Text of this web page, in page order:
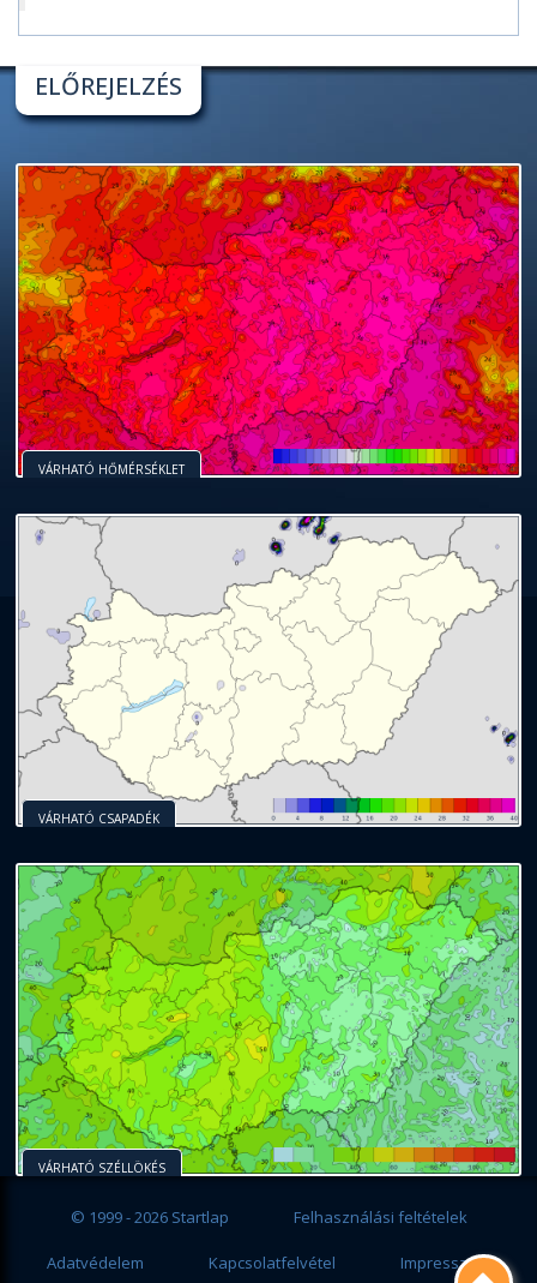
ELŐREJELZÉS
VÁRHATÓ HŐMÉRSÉKLET
VÁRHATÓ CSAPADÉK
VÁRHATÓ SZÉLLÖKÉS
© 1999 - 2026 Startlap Felhasználási feltételek
Adatvédelem Kapcsolatfelvétel Impresszum